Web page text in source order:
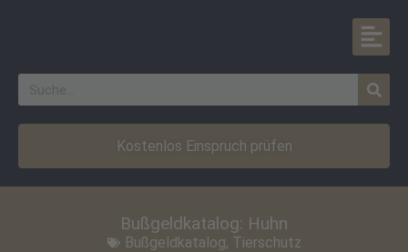
Kostenlos Einspruch prüfen
Bußgeldkatalog: Huhn
Bußgeldkatalog, Tierschutz